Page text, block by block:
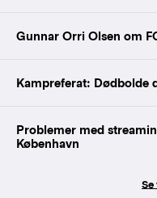
Gunnar Orri Olsen om
Kampreferat: Dødbolde
Problemer med
København
Se